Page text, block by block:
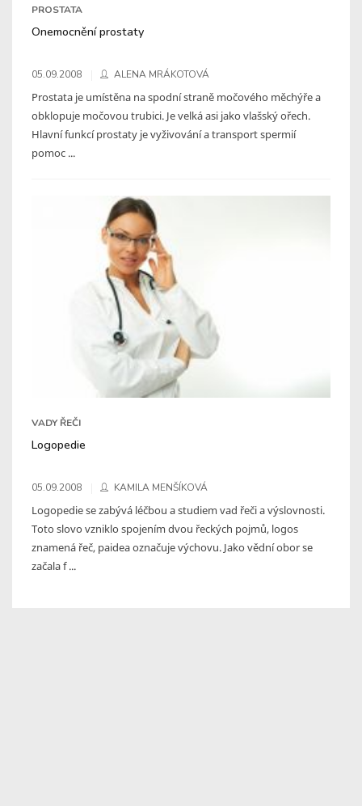
PROSTATA
Onemocnění prostaty
05.09.2008 ALENA MRÁKOTOVÁ
Prostata je umístěna na spodní straně močového měchýře a
obklopuje močovou trubici. Je velká asi jako vlašský ořech.
Hlavní funkcí prostaty je vyživování a transport spermií
pomoc ...
VADY ŘEČI
Logopedie
05.09.2008 KAMILA MENŠÍKOVÁ
Logopedie se zabývá léčbou a studiem vad řeči a výslovnosti.
Toto slovo vzniklo spojením dvou řeckých pojmů, logos
znamená řeč, paidea označuje výchovu. Jako vědní obor se
začala f ...